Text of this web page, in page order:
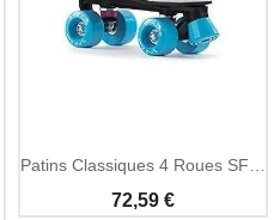
Patins Classiques 4 Roues SFR Vision Blancs
72,59 €